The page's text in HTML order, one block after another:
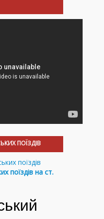
ПОЇЗДІВ
поїздів на ст.